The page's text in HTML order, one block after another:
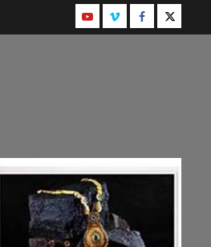
YoutubeInstagram
Facebook
Twitter